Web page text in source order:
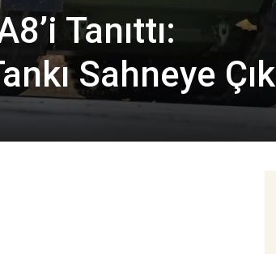
Tanıttı:
Sahneye